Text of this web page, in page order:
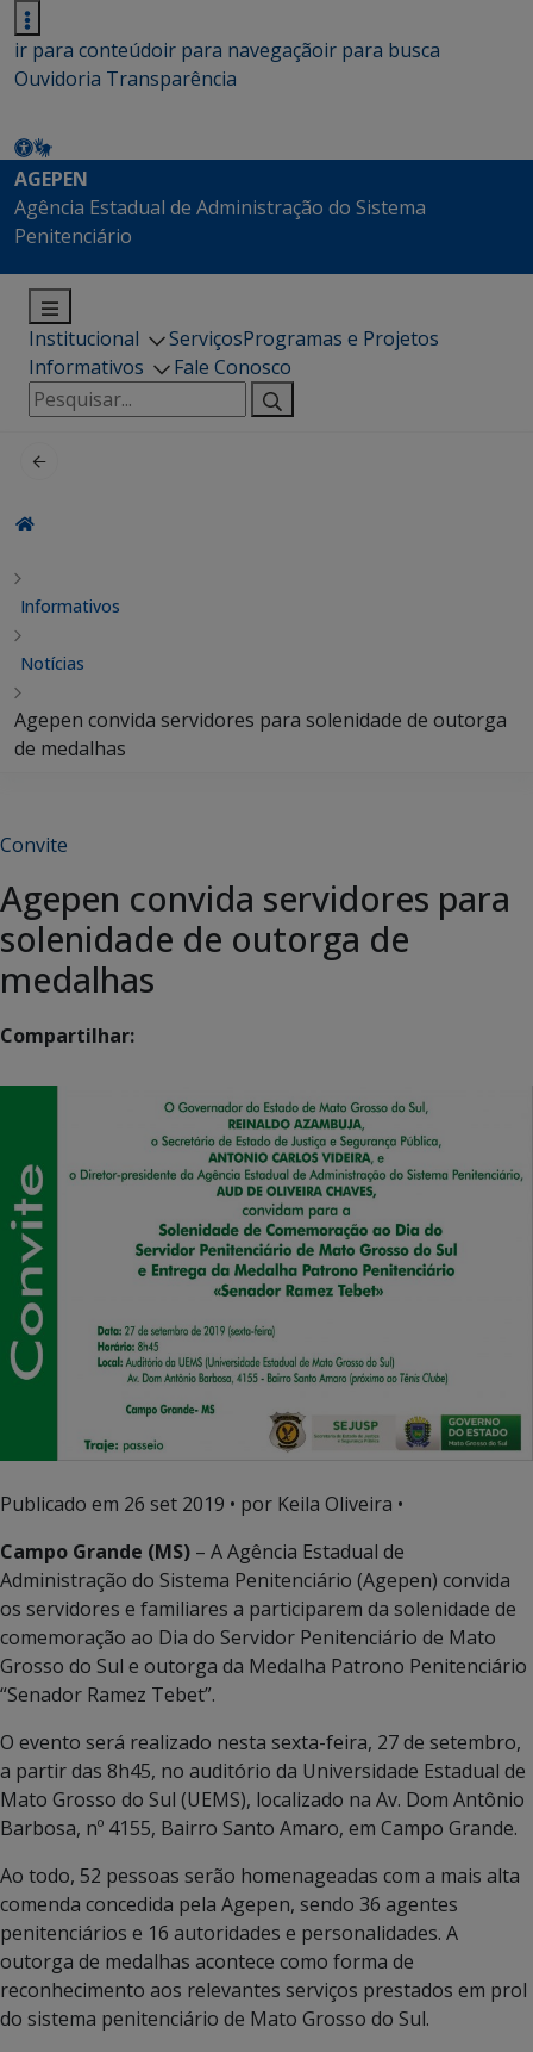
ir para conteúdoir para navegaçãoir para busca
Ouvidoria Transparência
AGEPEN
Agência Estadual de Administração do Sistema
Penitenciário
Institucional ServiçosProgramas e Projetos
Informativos
Fale Conosco
Pesquisar
por:
Informativos
Notícias
Agepen convida servidores para solenidade de outorga
de medalhas
Convite
Agepen convida servidores para
solenidade de outorga de
medalhas
Compartilhar:
Publicado em 26 set 2019 • por Keila Oliveira •
Campo Grande (MS) – A Agência Estadual de
Administração do Sistema Penitenciário (Agepen) convida
os servidores e familiares a participarem da solenidade de
comemoração ao Dia do Servidor Penitenciário de Mato
Grosso do Sul e outorga da Medalha Patrono Penitenciário
“Senador Ramez Tebet”.
O evento será realizado nesta sexta-feira, 27 de setembro,
a partir das 8h45, no auditório da Universidade Estadual de
Mato Grosso do Sul (UEMS), localizado na Av. Dom Antônio
Barbosa, nº 4155, Bairro Santo Amaro, em Campo Grande.
Ao todo, 52 pessoas serão homenageadas com a mais alta
comenda concedida pela Agepen, sendo 36 agentes
penitenciários e 16 autoridades e personalidades. A
outorga de medalhas acontece como forma de
reconhecimento aos relevantes serviços prestados em prol
do sistema penitenciário de Mato Grosso do Sul.